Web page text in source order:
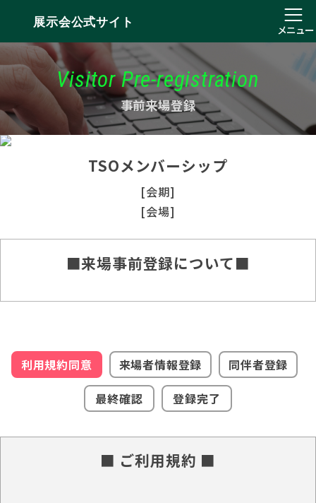
展示会公式サイト
メニュー
Visitor Pre-registration
事前来場登録
TSOメンバーシップ
[会期]
[会場]
■来場事前登録について■
利用規約同意 来場者情報登録
同伴者登録
最終確認
登録完了
■ ご利用規約 ■